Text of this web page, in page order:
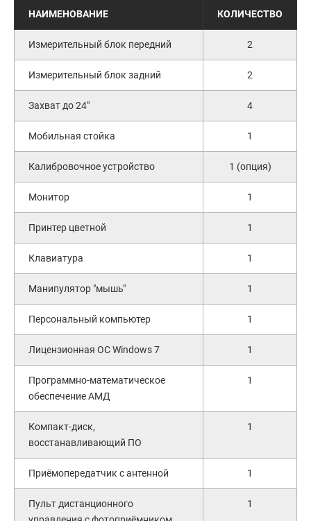
НАИМЕНОВАНИЕ КОЛИЧЕСТВО
Измерительный блок передний 2
Измерительный блок задний 2
Захват до 24" 4
Мобильная стойка 1
Калибровочное устройство 1 (опция)
Монитор 1
Принтер цветной 1
Клавиатура 1
Манипулятор "мышь" 1
Персональный компьютер 1
Лицензионная ОС Windows 7 1
Программно-математическое
обеспечение АМД
1
Компакт-диск,
восстанавливающий ПО
1
Приёмопередатчик с антенной 1
Пульт дистанционного
1